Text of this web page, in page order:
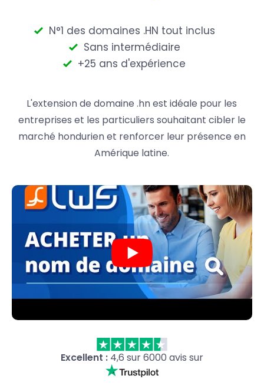
N°1 des domaines .HN tout inclus
Sans intermédiaire
+25 ans d'expérience
L'extension de domaine .hn est idéale pour les
entreprises et les particuliers souhaitant cibler le
marché hondurien et renforcer leur présence en
Amérique latine.
Excellent :4,6 sur 6000 avis sur